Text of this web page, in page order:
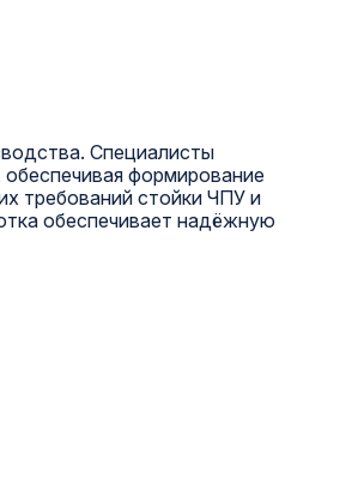
Специалисты
формирование
требований стойки ЧПУ и
обеспечивает надёжную